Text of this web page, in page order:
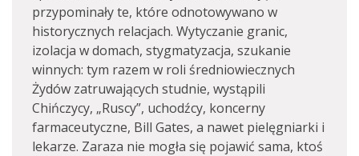
przypominały te, które odnotowywano w
historycznych relacjach. Wytyczanie granic,
izolacja w domach, stygmatyzacja, szukanie
winnych: tym razem w roli średniowiecznych
Żydów zatruwających studnie, wystąpili
Chińczycy, „Ruscy”, uchodźcy, koncerny
farmaceutyczne, Bill Gates, a nawet pielęgniarki i
lekarze. Zaraza nie mogła się pojawić sama, ktoś